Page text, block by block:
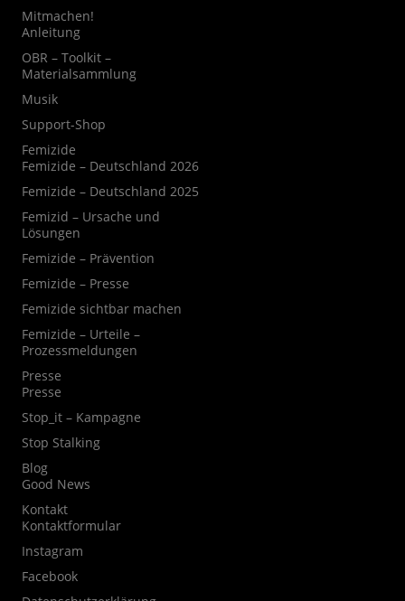
Mitmachen!
Anleitung
OBR – Toolkit –
Materialsammlung
Musik
Support-Shop
Femizide
Femizide – Deutschland 2026
Femizide – Deutschland 2025
Femizid – Ursache und
Lösungen
Femizide – Prävention
Femizide – Presse
Femizide sichtbar machen
Femizide – Urteile –
Prozessmeldungen
Presse
Presse
Stop_it – Kampagne
Stop Stalking
Blog
Good News
Kontakt
Kontaktformular
Instagram
Facebook